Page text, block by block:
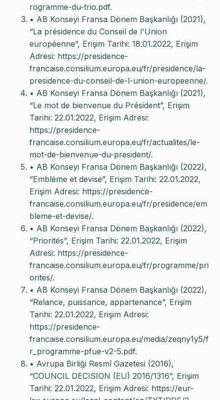
rogramme-du-trio.pdf.
• AB Konseyi Fransa Dönem Başkanlığı (2021),
“La présidence du Conseil de l'Union
européenne”, Erişim Tarihi: 18.01.2022, Erişim
Adresi: https://presidence-
francaise.consilium.europa.eu/fr/presidence/la-
presidence-du-conseil-de-l-union-europeenne/.
• AB Konseyi Fransa Dönem Başkanlığı (2021),
“Le mot de bienvenue du Président”, Erişim
Tarihi: 22.01.2022, Erişim Adresi:
https://presidence-
francaise.consilium.europa.eu/fr/actualites/le-
mot-de-bienvenue-du-president/.
• AB Konseyi Fransa Dönem Başkanlığı (2022),
“Emblème et devise”, Erişim Tarihi: 22.01.2022,
Erişim Adresi: https://presidence-
francaise.consilium.europa.eu/fr/presidence/em
bleme-et-devise/.
• AB Konseyi Fransa Dönem Başkanlığı (2022),
“Priorités”, Erişim Tarihi: 22.01.2022, Erişim
Adresi: https://presidence-
francaise.consilium.europa.eu/fr/programme/pri
orites/.
• AB Konseyi Fransa Dönem Başkanlığı (2022),
“Relance, puissance, appartenance”, Erişim
Tarihi: 22.01.2022, Erişim Adresi:
https://presidence-
francaise.consilium.europa.eu/media/zeqny1y5/f
r_programme-pfue-v2-5.pdf.
• Avrupa Birliği Resmî Gazetesi (2016),
“COUNCIL DECISION (EU) 2016/1316”, Erişim
Tarihi: 22.01.2022, Erişim Adresi: https://eur-